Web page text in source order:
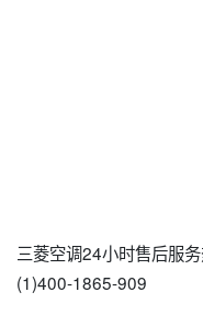
三菱空调24小时售后服
(1)400-1865-909